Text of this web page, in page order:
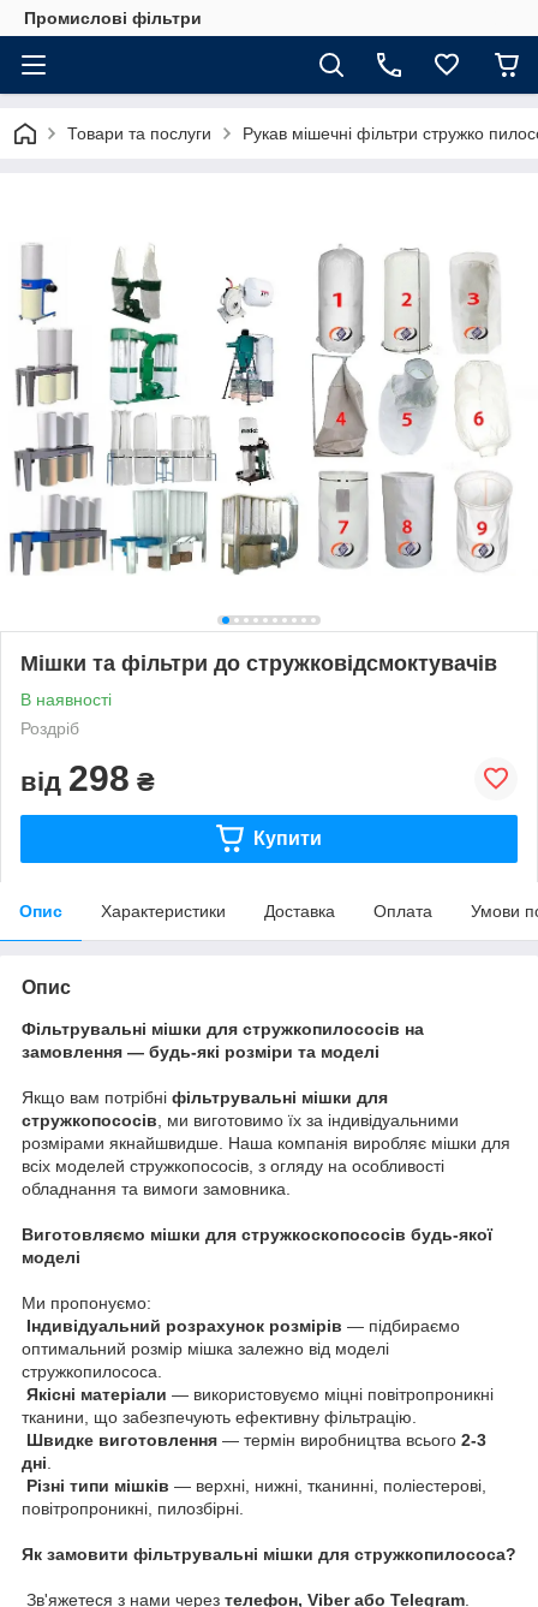
Промислові фільтри
Товари та послуги Рукав мішечні фільтри стружко
Мішки та фільтри до стружковідсмоктувачів
В наявності
Роздріб
від 298 ₴
Купити
Опис Характеристики Доставка Оплата Умови
Опис
Фільтрувальні мішки для стружкопилососів на
замовлення — будь-які розміри та моделі
Якщо вам потрібні фільтрувальні мішки для
стружкопососів , ми виготовимо їх за індивідуальними
розмірами якнайшвидше. Наша компанія виробляє мішки для
всіх моделей стружкопососів, з огляду на особливості
обладнання та вимоги замовника.
Виготовляємо мішки для стружкоскопососів будь-якої
моделі
Ми пропонуємо:
Індивідуальний розрахунок розмірів — підбираємо
оптимальний розмір мішка залежно від моделі
стружкопилососа.
Якісні матеріали — використовуємо міцні повітропроникні
тканини, що забезпечують ефективну фільтрацію.
Швидке виготовлення — термін виробництва всього 2-3
дні
Різні типи мішків — верхні, нижні, тканинні, поліестерові,
повітропроникні, пилозбірні.
Як замовити фільтрувальні мішки для стружкопилососа?
Зв'яжетеся з нами через телефон, Viber або Telegram